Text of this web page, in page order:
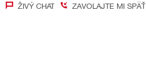
ŽIVÝ CHAT ZAVOLAJTE MI SPÄŤ